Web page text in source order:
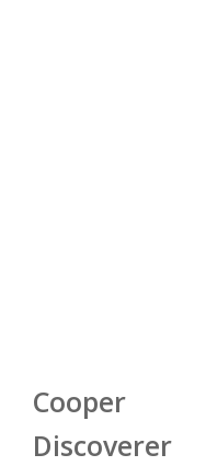
Cooper
Discoverer